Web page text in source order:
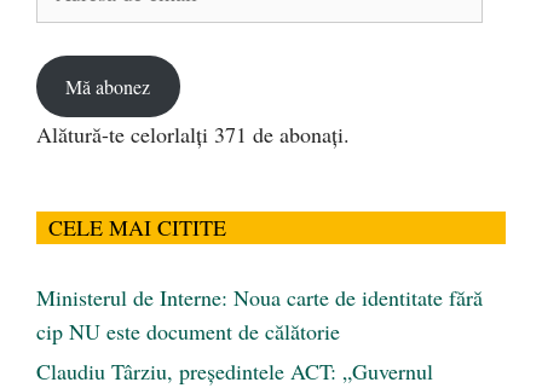
Mă abonez
Alătură-te celorlalți 371 de abonați.
CELE MAI CITITE
Ministerul de Interne: Noua carte de identitate fără
cip NU este document de călătorie
Claudiu Târziu, președintele ACT: „Guvernul